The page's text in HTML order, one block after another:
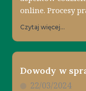
online. Procesy
Czytaj więcej...
Dowody w
22/03/2024